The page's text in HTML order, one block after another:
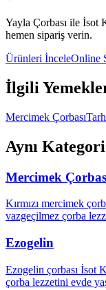
Yayla Çorbası ile İsot
hemen sipariş verin.
Ürünleri İnceleOnline
İlgili
Mercimek Çorbası
Aynı
Mercimek
Kırmızı mercimek
vazgeçilmez çorba
Ezogelin
Ezogelin çorbası İsot
çorba lezzetini evde